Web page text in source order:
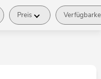
Preis